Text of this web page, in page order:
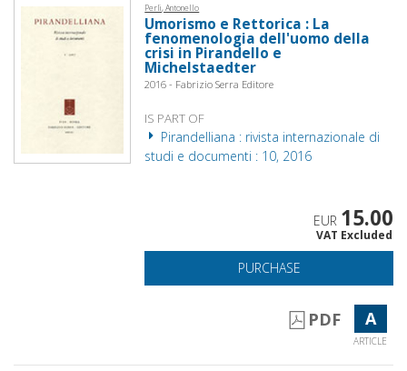
Perli, Antonello
Umorismo e Rettorica : La
fenomenologia dell'uomo della
crisi in Pirandello e
Michelstaedter
2016 - Fabrizio Serra Editore
IS PART OF
Pirandelliana : rivista internazionale di
studi e documenti : 10, 2016
EUR 15.00
VAT Excluded
PURCHASE
PDF A
ARTICLE